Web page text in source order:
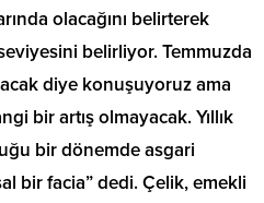
olacağını belirterek
belirliyor. Temmuzda
diye konuşuyoruz ama
bir artış olmayacak. Yıllık
bir dönemde asgari
bir facia” dedi. Çelik, emekli